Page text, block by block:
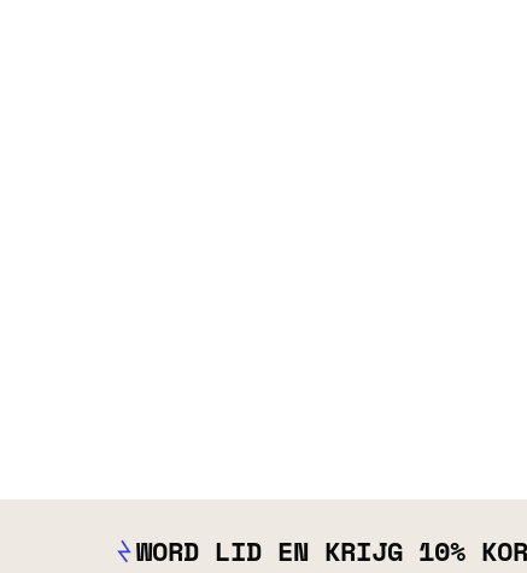
WORD LID EN KRIJG 10%